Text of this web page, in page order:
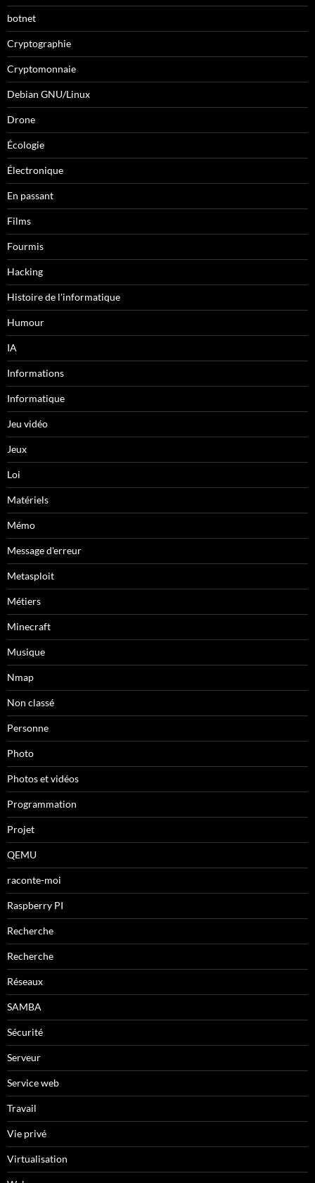
botnet
Cryptographie
Cryptomonnaie
Debian GNU/Linux
Drone
Écologie
Électronique
En passant
Films
Fourmis
Hacking
Histoire de l'informatique
Humour
IA
Informations
Informatique
Jeu vidéo
Jeux
Loi
Matériels
Mémo
Message d'erreur
Metasploit
Métiers
Minecraft
Musique
Nmap
Non classé
Personne
Photo
Photos et vidéos
Programmation
Projet
QEMU
raconte-moi
Raspberry PI
Recherche
Recherche
Réseaux
SAMBA
Sécurité
Serveur
Service web
Travail
Vie privé
Virtualisation